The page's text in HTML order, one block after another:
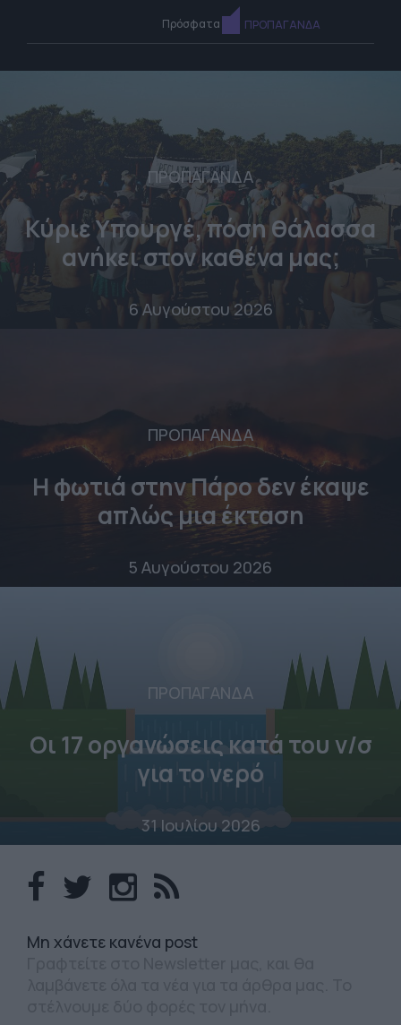
Πρόσφατα ΠΡΟΠΑΓΑΝΔΑ
ΠΡΟΠΑΓΑΝΔΑ
Κύριε Υπουργέ, πόση θάλασσα
ανήκει στον καθένα μας;
6 Αυγούστου 2026
ΠΡΟΠΑΓΑΝΔΑ
Η φωτιά στην Πάρο δεν έκαψε
απλώς μια έκταση
5 Αυγούστου 2026
ΠΡΟΠΑΓΑΝΔΑ
Οι 17 οργανώσεις κατά του ν/σ
για το νερό
31 Ιουλίου 2026
Mη χάνετε κανένα post